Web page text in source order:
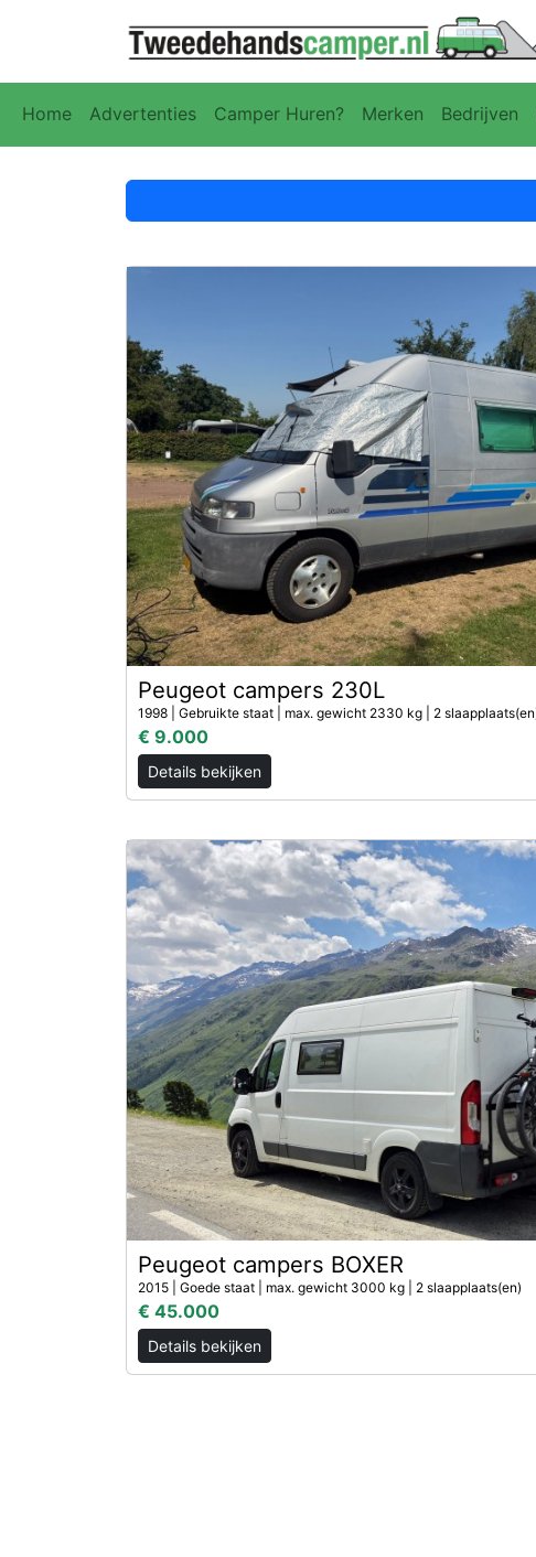
Home Advertenties Camper Huren? Merken Bedrijven
Peugeot campers 230L
1998 | Gebruikte staat | max. gewicht 2330 kg | 2
€ 9.000
Details bekijken
Peugeot campers BOXER
2015 | Goede staat | max. gewicht 3000 kg | 2 slaapplaats(en)
€ 45.000
Details bekijken